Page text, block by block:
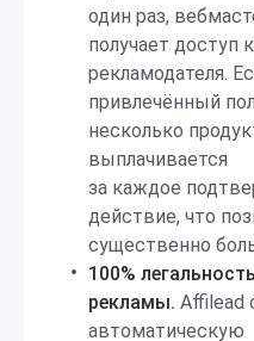
один раз,
получает доступ
рекламодателя.
привлечённый
несколько
выплачивается
за каждое
действие, что
существенно
100%
рекламы. Affilead
автоматическую